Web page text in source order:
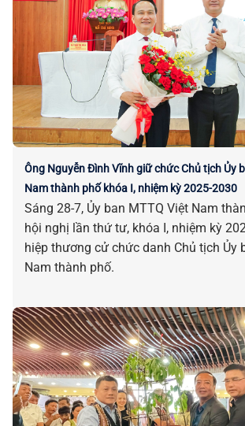
Ông Nguyễn Đình Vĩnh giữ chức Chủ tịch Ủy
Nam thành phố khóa I, nhiệm kỳ 2025-2030
Sáng 28-7, Ủy ban MTTQ Việt Nam
hội nghị lần thứ tư, khóa I, nhiệm kỳ
hiệp thương cử chức danh Chủ tịch Ủy
Nam thành phố.